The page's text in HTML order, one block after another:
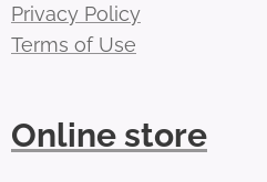
Privacy Policy
Terms of Use
Online store